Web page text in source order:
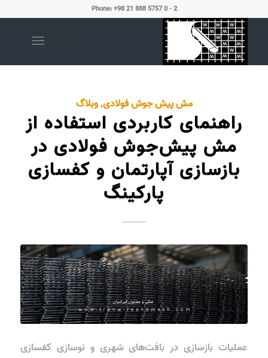
Phone: +98 21 888 5757 0 - 2
مش پیش جوش فولادی,وبلاگ
راهنمای کاربردی استفاده از
مش پیش‌جوش فولادی در
بازسازی آپارتمان و کفسازی
پارکینگ
عملیات بازسازی در بافت‌های شهری و نوسازی کفسازی